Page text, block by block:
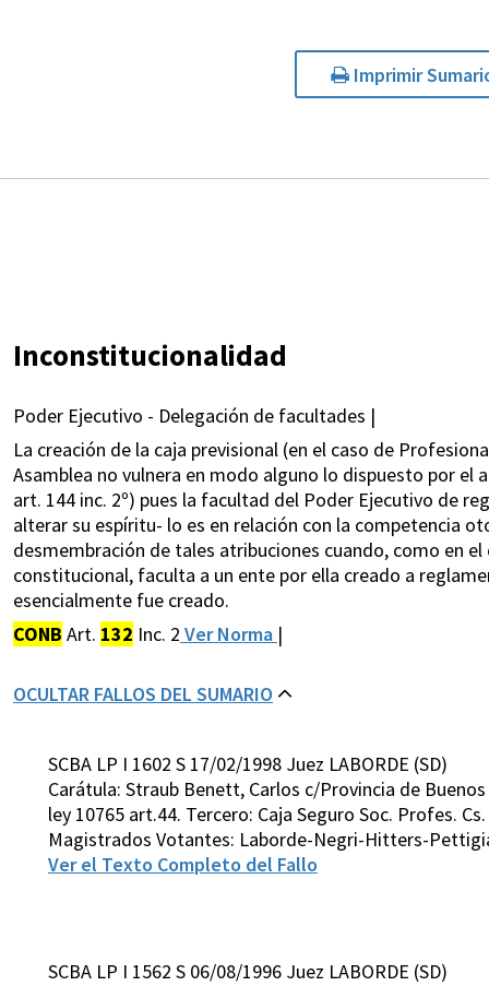
Imprimir
Inconstitucionalidad
Poder Ejecutivo - Delegación de facultades |
La creación de la caja previsional (en el caso de
Asamblea no vulnera en modo alguno lo dispuesto por el
art. 144 inc. 2º) pues la facultad del Poder Ejecutivo de
alterar su espíritu- lo es en relación con la competencia
desmembración de tales atribuciones cuando, como en
constitucional, faculta a un ente por ella creado a
esencialmente fue creado.
CONB Art. 132 Inc. 2 Ver Norma |
OCULTAR FALLOS DEL SUMARIO
SCBA LP I 1602 S 17/02/1998 Juez LABORDE (SD)
Carátula: Straub Benett, Carlos c/Provincia de
ley 10765 art.44. Tercero: Caja Seguro Soc. Profes.
Magistrados Votantes: Laborde-Negri-Hitters-
Ver el Texto Completo del Fallo
SCBA LP I 1562 S 06/08/1996 Juez LABORDE (SD)